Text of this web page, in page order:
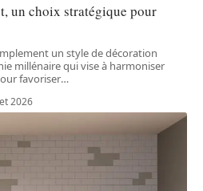
un choix stratégique pour
un style de décoration
millénaire qui vise à harmoniser
favoriser…
2026